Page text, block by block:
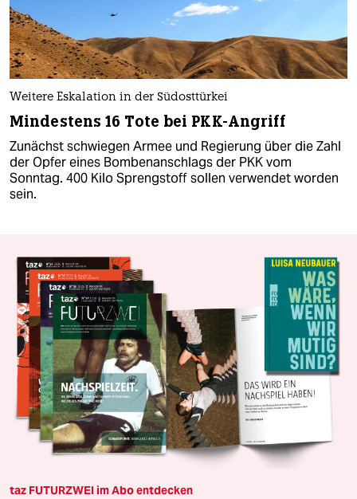
Weitere Eskalation in der Südosttürkei
Mindestens 16 Tote bei PKK-Angriff
Zunächst schwiegen Armee und Regierung über die Zahl
der Opfer eines Bombenanschlags der PKK vom
Sonntag. 400 Kilo Sprengstoff sollen verwendet worden
sein.
taz FUTURZWEI im Abo entdecken